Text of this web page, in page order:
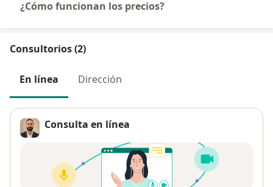
¿Cómo funcionan los precios?
Consultorios (2)
En línea Dirección
Consulta en línea